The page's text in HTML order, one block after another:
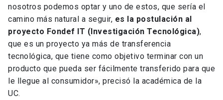
nosotros podemos optar y uno de estos, que sería el
camino más natural a seguir, es la postulación al
proyecto Fondef IT (Investigación Tecnológica),
que es un proyecto ya más de transferencia
tecnológica, que tiene como objetivo terminar con un
producto que pueda ser fácilmente transferido para que
le llegue al consumidor», precisó la académica de la
UC.